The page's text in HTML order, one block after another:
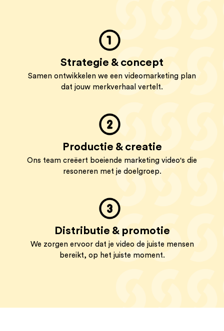
Strategie & concept
Samen ontwikkelen we een videomarketing plan
dat jouw merkverhaal vertelt.
Productie & creatie
Ons team creëert boeiende marketing video's die
resoneren met je doelgroep.
Distributie & promotie
We zorgen ervoor dat je video de juiste mensen
bereikt, op het juiste moment.